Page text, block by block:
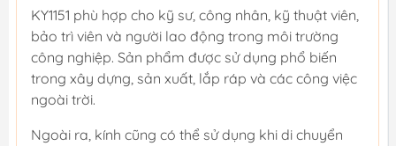
KY1151 phù hợp cho kỹ sư, công nhân, kỹ thuật viên,
bảo trì viên và người lao động trong môi trường
công nghiệp. Sản phẩm được sử dụng phổ biến
trong xây dựng, sản xuất, lắp ráp và các công việc
ngoài trời.
Ngoài ra, kính cũng có thể sử dụng khi di chuyển